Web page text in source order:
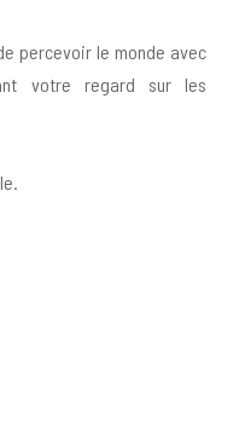
percevoir le monde avec
votre regard sur les